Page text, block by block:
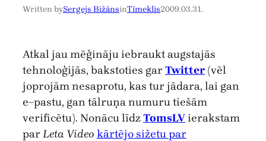
Written bySergejs BižānsinTīmeklis2009.03.31.
Atkal jau mēģināju iebraukt augstajās
tehnoloģijās, bakstoties garTwitter (vēl
joprojām nesaprotu, kas tur jādara, lai gan
e–pastu, gan tālruņa numuru tiešām
verificētu). Nonācu līdzTomsLVierakstam
parLeta Video kārtējo sižetu par